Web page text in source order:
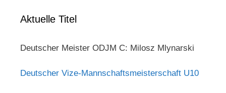
Aktuelle Titel
Deutscher Meister ODJM C: Milosz Mlynarski
Deutscher Vize-Mannschaftsmeisterschaft U10